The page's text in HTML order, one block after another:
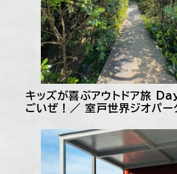
キッズが喜ぶアウトドア旅
ごいぜ！／ 室戸世界ジオパー